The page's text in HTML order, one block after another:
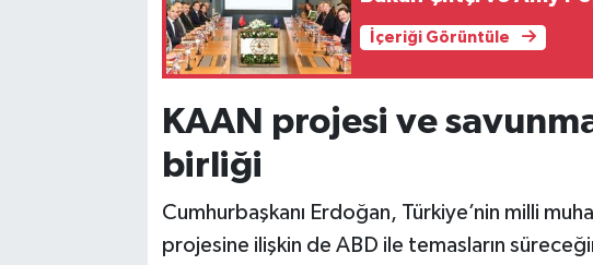
İçeriği Görüntüle
KAAN projesi ve
birliği
Cumhurbaşkanı Erdoğan, Türkiye’nin milli
projesine ilişkin de ABD ile temasların